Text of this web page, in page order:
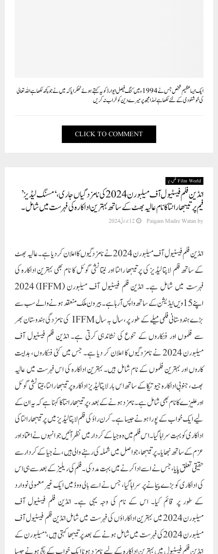
ایک ایسا عظیم شخص جس نے 1994ء میں کنگ فیصل ایوارڈ کو یہ کہتے ہوئے ٹھکرایا کہ میں نے جو کچھ لکھا ہے اللہ تعالی
کی خوشنودی کے لئے لکھا ہے لہذا مجھ پر میرے دین کو خراب نہ کریں
CLICK TO COMMENT
Film World فلمی دنیا
انڈین فلم فیسٹیول آف میلبورن 2024 کی نامزدگیاں جاری، ‘مسنگ لیڈیز’
فیم پرتیبھا رانتا کا نام عالیہ بھٹ کے ساتھ بہترین اداکارہ کی فہرست میں شامل۔
by
Paigam Madre Watan 12 جولائی 2024
انڈین فلم فیسٹیول آف میلبورن 2024 نے نامزدگیوں کا اعلان کر دیا ہے۔ عالیہ بھٹ
کے ساتھ فلم لاپتا لیڈیز کی پرتیبھا رانتا اور نیتانشی گوئل کا نام بھی بہترین اداکارہ کی
فہرست میں شامل ہے۔ انڈین فلم فیسٹیول آف میلبورن (IFFM) 2024
اپنے 15ویں ایڈیشن کے ساتھ واپس آ رہا ہے۔ بیرون ملک منعقد ہونے والے سب سے
بڑے ہندوستانی فلمی میلے کے طور پر، سال بہ سال IFFM کی نامزدگی ہندوستان بھر
سے فلموں اور فنکاروں کے تنوع کی نشاندہی کرتی ہے۔ انڈین فلم فیسٹیول آف
میلبورن 2024 نے نامزدگیوں کا اعلان کر دیا ہے۔ جس میں کئی فنکاروں، ہدایت
کاروں اور بہترین فلموں کے نام شامل ہیں۔ بہترین اداکارہ کی اس فہرست میں عالیہ
بھٹ، جنوبی اداکارہ جیوتیکا کے ساتھ اس بار لاپتا لیڈیز اداکارہ پرتیبھا رانتا، نیتانشی گوئل
اور علیزے کا نام بھی شامل ہے۔ نامزد ہونے کے بعد، پرتیبھا رانتا کا کہنا ہے کہ یہ ان کے
لیے ایک خواب کے پورا ہونے جیسا ہے۔ کرن راؤ کی فلم لاپتا لیڈیز میں پرتیبھا رانتا کی
اداکاری کو بہت سراہا گیا۔ اس فلم میں وہ جیا کے کردار میں نظر آئیں جو انہوں نے اعتماد اور
عزم کے ساتھ نبھایا۔ پرتیبھا، جو اصل میں شملہ کی رہنے والی ہیں، نے جیا کے کردار سے
حقیقی تعلق پایا، جس نے اسے ادا کرنے میں بہت مدد کی۔فلم کی ریلیز کے بعد سے ہی اس
کی اداکاری کو بڑے پیمانے پر سراہا گیا، جس نے اسے بالی ووڈ میں ایک غیر معمولی نووارد
کے طور پر قائم کیا۔ اس کے نام کی وجہ یہی ہے۔ انڈین فلم فیسٹیول آف
میلبورن 2024 میں بہترین اداکاراؤں کی فہرست میں شامل انڈین فلم فیسٹیول آف
میلبورن 2024 کی فہرست میں شامل ہونے کے بعد پرتیبھا کہتی ہیں، ‘میلبورن کے